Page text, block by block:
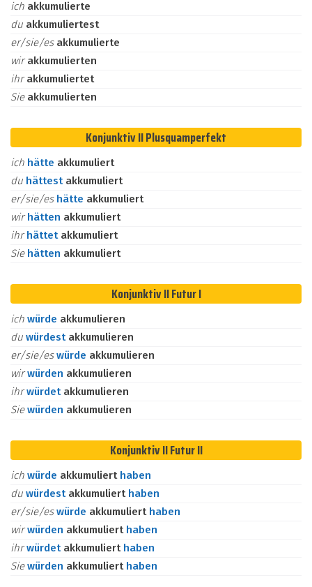
ich akkumulierte
du akkumuliertest
er/sie/es akkumulierte
wirakkumulierten
ihrakkumuliertet
Sie akkumulierten
Konjunktiv II Plusquamperfekt
ich hätte akkumuliert
du hättest akkumuliert
er/sie/es hätte akkumuliert
wirhätten akkumuliert
ihrhättet akkumuliert
Sie hätten akkumuliert
Konjunktiv II Futur I
ich würde akkumulieren
du würdest akkumulieren
er/sie/eswürde akkumulieren
wirwürden akkumulieren
ihrwürdet akkumulieren
Siewürden akkumulieren
Konjunktiv II Futur II
ich würde akkumuliert haben
du würdest akkumuliert haben
er/sie/eswürde akkumuliert haben
wirwürden akkumuliert haben
ihrwürdet akkumuliert haben
Siewürden akkumuliert haben